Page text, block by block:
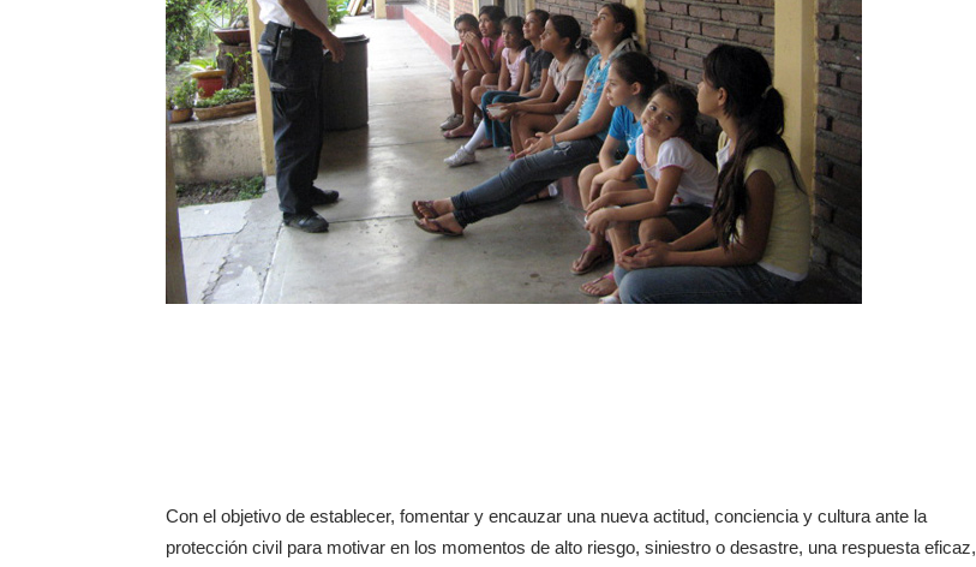
Con el objetivo de establecer, fomentar y encauzar una nueva actitud, conciencia y cultura ante la
protección civil para motivar en los momentos de alto riesgo, siniestro o desastre, una respuesta eficaz,